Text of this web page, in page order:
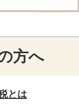
方へ
とは